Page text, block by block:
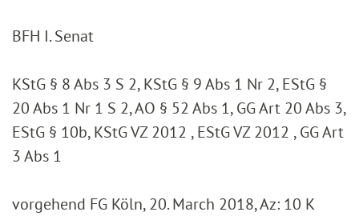
BFH I. Senat
KStG § 8 Abs 3 S 2, KStG § 9 Abs 1 Nr 2, EStG §
20 Abs 1 Nr 1 S 2, AO § 52 Abs 1, GG Art 20 Abs 3,
EStG § 10b, KStG VZ 2012 , EStG VZ 2012 , GG Art
3 Abs 1
vorgehend FG Köln, 20. March 2018, Az: 10 K